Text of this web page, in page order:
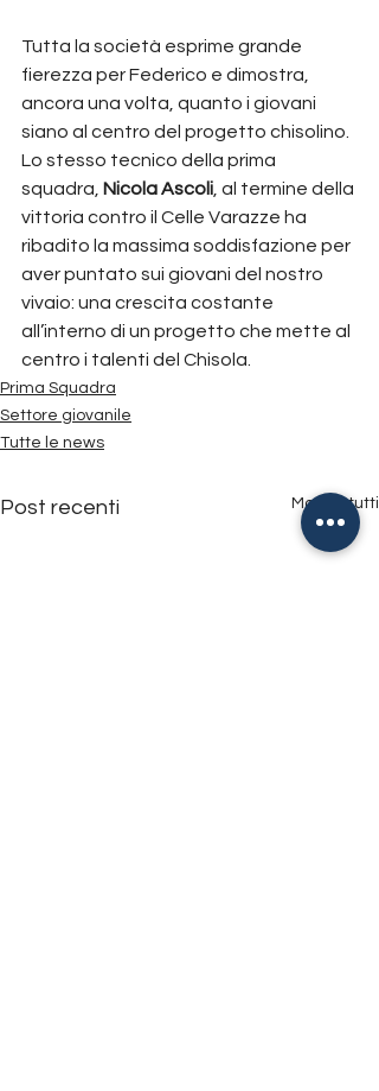
Tutta la società esprime grande
fierezza per Federico e dimostra,
ancora una volta, quanto i giovani
siano al centro del progetto chisolino.
Lo stesso tecnico della prima
squadra, NicolaAscoli , al termine della
vittoria contro il Celle Varazze ha
ribadito la massima soddisfazione per
aver puntato sui giovani del nostro
vivaio: una crescita costante
all’interno di un progetto che mette al
centro i talenti del Chisola.
Prima Squadra
Settore giovanile
Tutte le news
Post recenti Mostra tutti